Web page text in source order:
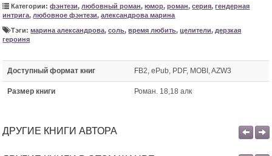
Категории:фэнтези, любовный роман,юмор,роман,серия,гендерная
интрига, любовное фэнтези,александрова марина
Тэги:марина александрова,соль,время любить,целители, дерзкая
героиня
Доступный формат книг FB2, ePub, PDF, MOBI, AZW3
Размер книги Роман. 18,18 алк
ДРУГИЕ КНИГИ АВТОРА